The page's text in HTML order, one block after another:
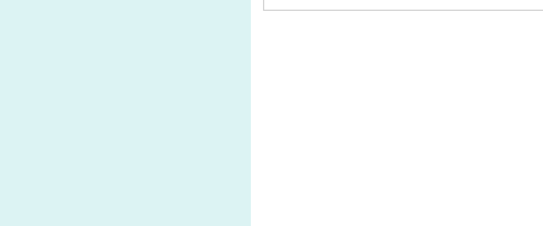
nova.rambler.ru,